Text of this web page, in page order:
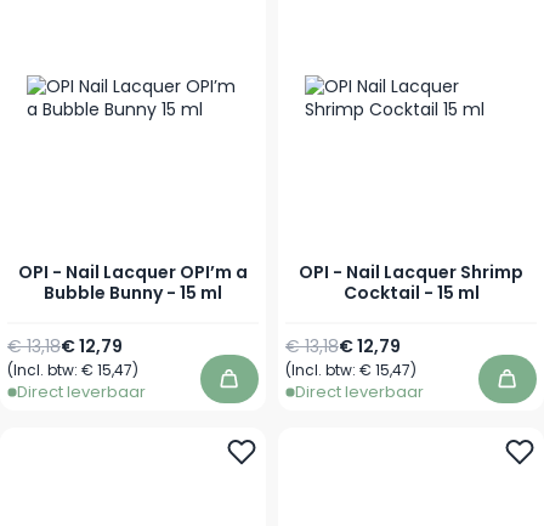
OPI - Nail Lacquer OPI’m a
Bubble Bunny - 15 ml
Speciale prijs
€ 12,79
Normale prijs
€ 13,18
(Incl. btw: € 15,47)
Direct leverbaar In winkelwagen
OPI - Nail Lacquer Shrimp
Cocktail - 15 ml
Speciale prijs
€ 12,79
Normale prijs
€ 13,18
(Incl. btw: € 15,47)
Direct leverbaar In